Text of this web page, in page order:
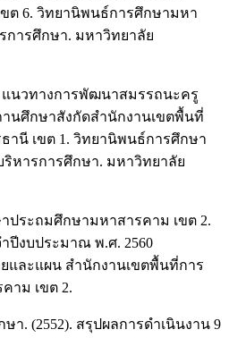
ต 6. วิทยานิพนธ์การศึกษามหา
ารศึกษา. มหาวิทยาลัย
แนวทางการพัฒนาสมรรถนะครู
านศึกษาสังกัดสำนักงานเขตพื้นที่
านี เขต 1. วิทยานิพนธ์การศึกษา
หารการศึกษา. มหาวิทยาลัย
ประถมศึกษามหาสารคาม เขต 2.
ปีงบประมาณ พ.ศ. 2560
และแผน สำนักงานเขตพื้นที่การ
าม เขต 2.
า. (2552). สรุปผลการดำเนินงาน 9